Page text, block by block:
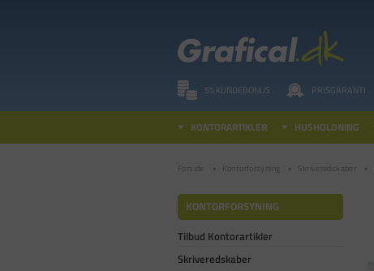
5% KUNDEBONUS PRISGARANTI
KONTORARTIKLER HUSHOLDNING
Forside Kontorforsyning Skriveredskaber
KONTORFORSYNING
Tilbud Kontorartikler
Skriveredskaber